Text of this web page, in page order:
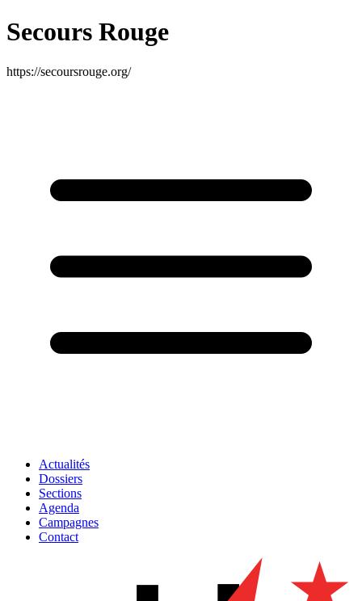
Secours Rouge
https://secoursrouge.org/
Actualités
Dossiers
Sections
Agenda
Campagnes
Contact